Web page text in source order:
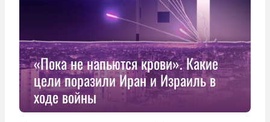
«Пока не напьются крови». Какие
цели поразили Иран и Израиль в
ходе войны